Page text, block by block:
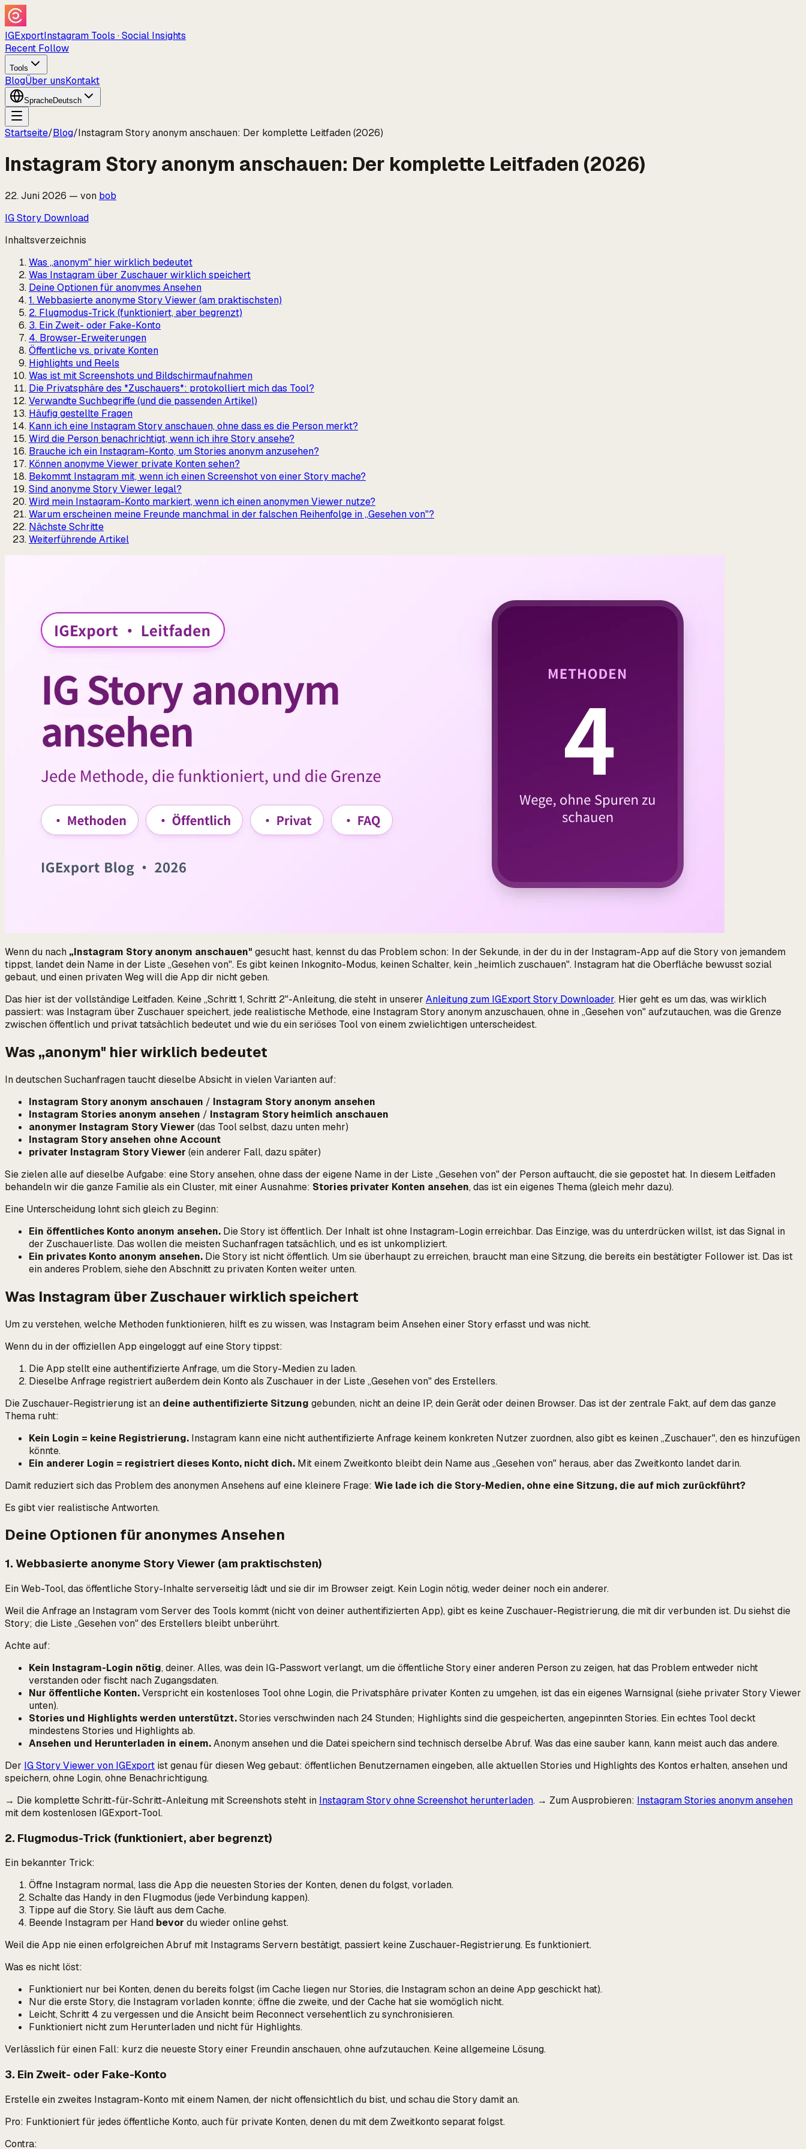
IGExportInstagram Tools · Social Insights
Recent Follow
Tools
BlogÜber unsKontakt
SpracheDeutsch
Startseite/Blog/Instagram Story anonym anschauen: Der komplette Leitfaden (2026)
Instagram Story anonym anschauen: Der komplette Leitfaden (2026)
22. Juni 2026 — von bob
IG Story Download
Inhaltsverzeichnis
Was „anonym" hier wirklich bedeutet
Was Instagram über Zuschauer wirklich speichert
Deine Optionen für anonymes Ansehen
1. Webbasierte anonyme Story Viewer (am praktischsten)
2. Flugmodus-Trick (funktioniert, aber begrenzt)
3. Ein Zweit- oder Fake-Konto
4. Browser-Erweiterungen
Öffentliche vs. private Konten
Highlights und Reels
Was ist mit Screenshots und Bildschirmaufnahmen
Die Privatsphäre des *Zuschauers*: protokolliert mich das Tool?
Verwandte Suchbegriffe (und die passenden Artikel)
Häufig gestellte Fragen
Kann ich eine Instagram Story anschauen, ohne dass es die Person merkt?
Wird die Person benachrichtigt, wenn ich ihre Story ansehe?
Brauche ich ein Instagram-Konto, um Stories anonym anzusehen?
Können anonyme Viewer private Konten sehen?
Bekommt Instagram mit, wenn ich einen Screenshot von einer Story mache?
Sind anonyme Story Viewer legal?
Wird mein Instagram-Konto markiert, wenn ich einen anonymen Viewer nutze?
Warum erscheinen meine Freunde manchmal in der falschen Reihenfolge in „Gesehen von"?
Nächste Schritte
Weiterführende Artikel
Wenn du nach „Instagram Story anonym anschauen" gesucht hast, kennst du das Problem schon: In der Sekunde, in der du in der Instagram-App auf die Story von jemandem
tippst, landet dein Name in der Liste „Gesehen von". Es gibt keinen Inkognito-Modus, keinen Schalter, kein „heimlich zuschauen". Instagram hat die Oberfläche bewusst sozial
gebaut, und einen privaten Weg will die App dir nicht geben.
Das hier ist der vollständige Leitfaden. Keine „Schritt 1, Schritt 2"-Anleitung, die steht in unserer Anleitung zum IGExport Story Downloader. Hier geht es um das, was wirklich
passiert: was Instagram über Zuschauer speichert, jede realistische Methode, eine Instagram Story anonym anzuschauen, ohne in „Gesehen von" aufzutauchen, was die Grenze
zwischen öffentlich und privat tatsächlich bedeutet und wie du ein seriöses Tool von einem zwielichtigen unterscheidest.
Was „anonym" hier wirklich bedeutet
In deutschen Suchanfragen taucht dieselbe Absicht in vielen Varianten auf:
Instagram Story anonym anschauen / Instagram Story anonym ansehen
Instagram Stories anonym ansehen / Instagram Story heimlich anschauen
anonymer Instagram Story Viewer (das Tool selbst, dazu unten mehr)
Instagram Story ansehen ohne Account
privater Instagram Story Viewer (einanderer Fall, dazu später)
Sie zielen alle auf dieselbe Aufgabe: eine Story ansehen, ohne dass der eigene Name in der Liste „Gesehen von" der Person auftaucht, die sie gepostet hat. In diesem Leitfaden
behandeln wir die ganze Familie als ein Cluster, mit einer Ausnahme: Stories privater Konten ansehen, das ist ein eigenes Thema (gleich mehr dazu).
Eine Unterscheidung lohnt sich gleich zu Beginn:
Ein öffentliches Konto anonym ansehen. Die Story ist öffentlich. Der Inhalt ist ohne Instagram-Login erreichbar. Das Einzige, was du unterdrücken willst, ist das Signal in
der Zuschauerliste. Das wollen die meisten Suchanfragen tatsächlich, und es ist unkompliziert.
Ein privates Konto anonym ansehen. Die Story ist nichtöffentlich. Um sie überhaupt zu erreichen, braucht man eine Sitzung, die bereits ein bestätigter Follower ist. Das ist
ein anderes Problem, siehe den Abschnitt zu privaten Konten weiter unten.
Was Instagram über Zuschauer wirklich speichert
Um zu verstehen, welche Methoden funktionieren, hilft es zu wissen, was Instagram beim Ansehen einer Story erfasst und was nicht.
Wenn du in der offiziellen App eingeloggt auf eine Story tippst:
Die App stellt eine authentifizierte Anfrage, um die Story-Medien zu laden.
Dieselbe Anfrage registriertaußerdemdein Konto als Zuschauer in der Liste „Gesehen von" des Erstellers.
Die Zuschauer-Registrierung ist an deine authentifizierte Sitzung gebunden, nicht an deine IP, dein Gerät oder deinen Browser. Das ist der zentrale Fakt, auf dem das ganze
Thema ruht:
Kein Login = keine Registrierung. Instagram kann eine nicht authentifizierte Anfrage keinem konkreten Nutzer zuordnen, also gibt es keinen „Zuschauer", den es hinzufügen
könnte.
Ein anderer Login = registriert dieses Konto, nicht dich. Mit einem Zweitkonto bleibtdein Name aus „Gesehen von" heraus, aber das Zweitkonto landet darin.
Damit reduziert sich das Problem des anonymen Ansehens auf eine kleinere Frage: Wie lade ich die Story-Medien, ohne eine Sitzung, die auf mich zurückführt?
Es gibt vier realistische Antworten.
Deine Optionen für anonymes Ansehen
1. Webbasierte anonyme Story Viewer (am praktischsten)
Ein Web-Tool, das öffentliche Story-Inhalte serverseitig lädt und sie dir im Browser zeigt. Kein Login nötig, weder deiner noch ein anderer.
Weil die Anfrage an Instagram vom Server des Tools kommt (nicht von deiner authentifizierten App), gibt es keine Zuschauer-Registrierung, die mit dir verbunden ist. Du siehst die
Story; die Liste „Gesehen von" des Erstellers bleibt unberührt.
Achte auf:
Kein Instagram-Login nötig, deiner. Alles, was dein IG-Passwort verlangt, um dieöffentlicheStory einer anderen Person zu zeigen, hat das Problem entweder nicht
verstanden oder fischt nach Zugangsdaten.
Nur öffentliche Konten.Verspricht ein kostenloses Tool ohne Login, die Privatsphäre privater Konten zu umgehen, ist das ein eigenes Warnsignal (siehe privater Story Viewer
unten).
Stories und Highlights werden unterstützt.Stories verschwinden nach 24 Stunden; Highlights sind die gespeicherten, angepinnten Stories. Ein echtes Tool deckt
mindestens Stories und Highlights ab.
Ansehen und Herunterladen in einem.Anonym ansehen und die Datei speichern sind technisch derselbe Abruf. Was das eine sauber kann, kann meist auch das andere.
Der IG Story Viewer von IGExport ist genau für diesen Weg gebaut: öffentlichen Benutzernamen eingeben, alle aktuellen Stories und Highlights des Kontos erhalten, ansehen und
speichern, ohne Login, ohne Benachrichtigung.
→ Die komplette Schritt-für-Schritt-Anleitung mit Screenshots steht in Instagram Story ohne Screenshot herunterladen. → Zum Ausprobieren: Instagram Stories anonym ansehen
mit dem kostenlosen IGExport-Tool.
2. Flugmodus-Trick (funktioniert, aber begrenzt)
Ein bekannter Trick:
Öffne Instagram normal, lass die App die neuesten Stories der Konten, denen du folgst, vorladen.
Schalte das Handy in den Flugmodus (jede Verbindung kappen).
Tippe auf die Story. Sie läuft aus dem Cache.
Beende Instagram per Hand bevor du wieder online gehst.
Weil die App nie einen erfolgreichen Abruf mit Instagrams Servern bestätigt, passiert keine Zuschauer-Registrierung. Es funktioniert.
Was es nicht löst:
Funktioniert nur bei Konten, denen du bereits folgst (im Cache liegen nur Stories, die Instagram schon an deine App geschickt hat).
Nur die erste Story, die Instagram vorladen konnte; öffne die zweite, und der Cache hat sie womöglich nicht.
Leicht, Schritt 4 zu vergessen und die Ansicht beim Reconnect versehentlich zu synchronisieren.
Funktioniert nicht zum Herunterladen und nicht für Highlights.
Verlässlich für einen Fall: kurz die neueste Story einer Freundin anschauen, ohne aufzutauchen. Keine allgemeine Lösung.
3. Ein Zweit- oder Fake-Konto
Erstelle ein zweites Instagram-Konto mit einem Namen, der nicht offensichtlich du bist, und schau die Story damit an.
Pro: Funktioniert für jedes öffentliche Konto, auch für private Konten, denen du mit dem Zweitkonto separat folgst.
Contra: